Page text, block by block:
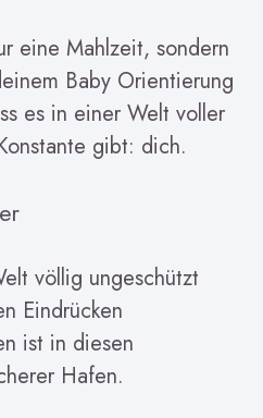
eine Mahlzeit, sondern
Baby Orientierung
es in einer Welt voller
gibt: dich.
völlig ungeschützt
Eindrücken
ist in diesen
Hafen.